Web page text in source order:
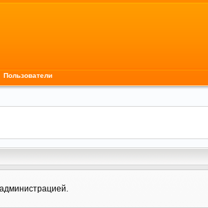
Пользователи